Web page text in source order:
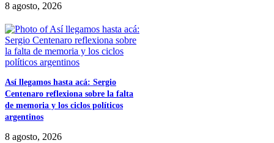
8 agosto, 2026
Así llegamos hasta acá: Sergio
Centenaro reflexiona sobre la falta
de memoria y los ciclos políticos
argentinos
8 agosto, 2026